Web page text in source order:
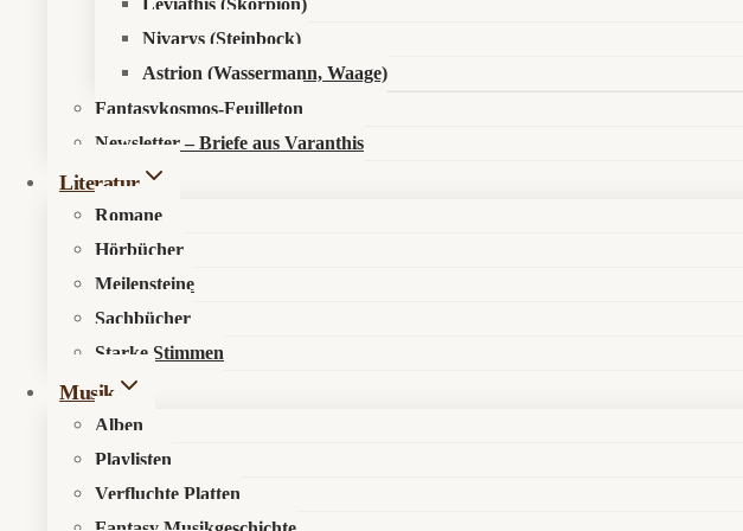
Leviathis (Skorpion)
Nivarys (Steinbock)
Astrion (Wassermann, Waage)
Fantasykosmos-Feuilleton
Newsletter – Briefe aus Varanthis
Literatur
Romane
Hörbücher
Meilensteine
Sachbücher
Starke Stimmen
Musik
Alben
Playlisten
Verfluchte Platten